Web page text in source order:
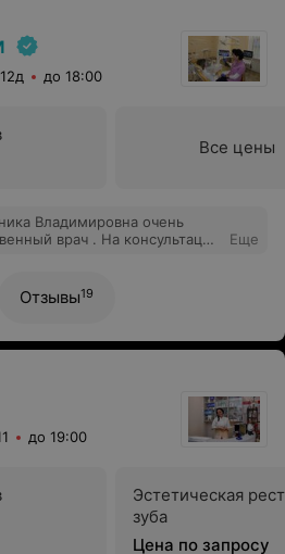
до 18:00
Все цены
Владимировна очень
врач . На консультации
и комфортное
Еще
Отзывы19
до 19:00
Эстетическая
зуба
Цена по запросу